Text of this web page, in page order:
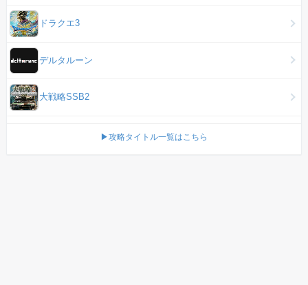
ドラクエ3
デルタルーン
大戦略SSB2
▶攻略タイトル一覧はこちら